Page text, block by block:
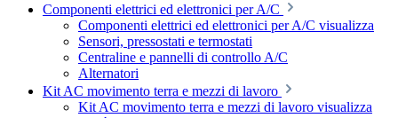
Componenti elettrici ed elettronici per A/C
Componenti elettrici ed elettronici per A/C visualizza
Sensori, pressostati e termostati
Centraline e pannelli di controllo A/C
Alternatori
Kit AC movimento terra e mezzi di lavoro
Kit AC movimento terra e mezzi di lavoro visualizza